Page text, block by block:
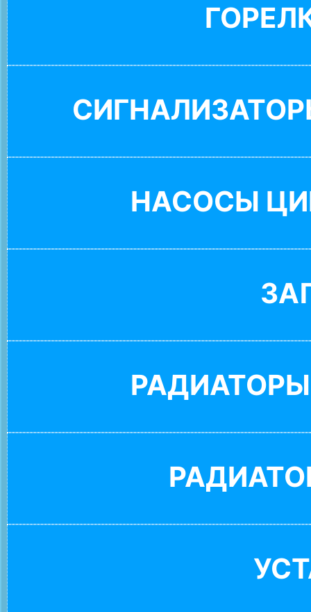
НАСОСЫ